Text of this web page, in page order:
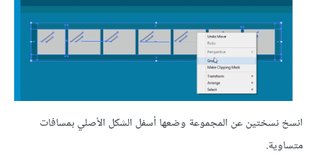
انسخ نسختين عن المجموعة وضعها أسفل الشكل الأصلي بمسافات
متساوية.